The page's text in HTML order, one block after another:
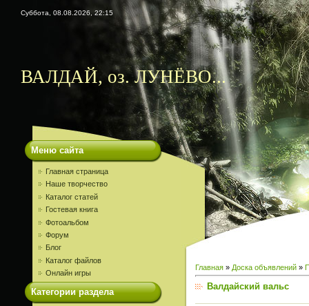
Суббота, 08.08.2026, 22:15
ВАЛДАЙ, оз. ЛУНЁВО...
Меню сайта
Главная страница
Наше творчество
Каталог статей
Гостевая книга
Фотоальбом
Форум
Блог
Каталог файлов
Онлайн игры
Категории раздела
Главная » Доска объявлений »
Валдайский вальс